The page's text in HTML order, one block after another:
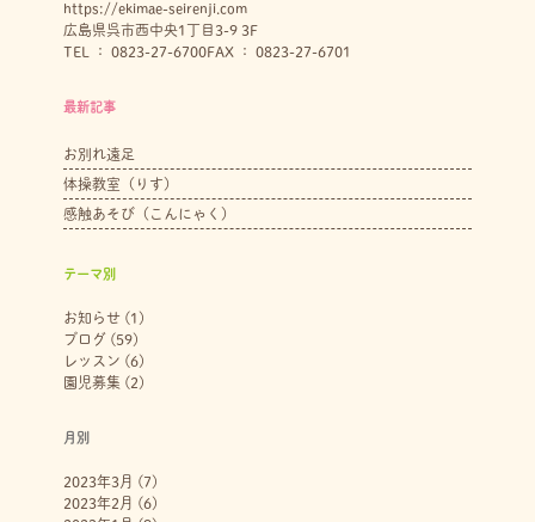
https://ekimae-seirenji.com
広島県呉市西中央1丁目3-9 3F
TEL ： 0823-27-6700FAX ： 0823-27-6701
最新記事
お別れ遠足
体操教室（りす）
感触あそび（こんにゃく）
テーマ別
お知らせ(1)
ブログ (59)
レッスン (6)
園児募集 (2)
月別
2023年3月 (7)
2023年2月 (6)